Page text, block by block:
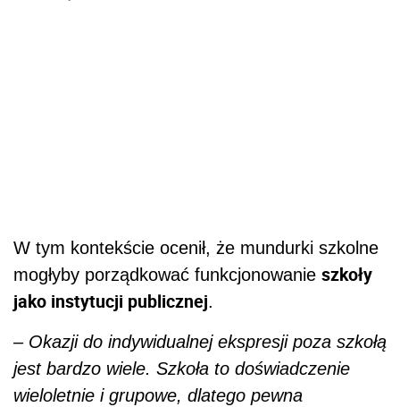
W tym kontekście ocenił, że mundurki szkolne
mogłyby porządkować funkcjonowanie szkoły
jako instytucji publicznej.
– Okazji do indywidualnej ekspresji poza szkołą
jest bardzo wiele. Szkoła to doświadczenie
wieloletnie i grupowe, dlatego pewna